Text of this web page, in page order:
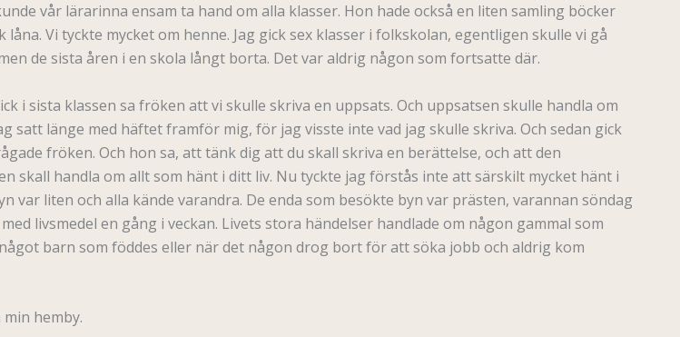
vår lärarinna ensam ta hand om alla klasser. Hon hade också en liten samling böcker
låna. Vi tyckte mycket om henne. Jag gick sex klasser i folkskolan, egentligen skulle vi gå
de sista åren i en skola långt borta. Det var aldrig någon som fortsatte där.
i sista klassen sa fröken att vi skulle skriva en uppsats. Och uppsatsen skulle handla om
satt länge med häftet framför mig, för jag visste inte vad jag skulle skriva. Och sedan gick
fröken. Och hon sa, att tänk dig att du skall skriva en berättelse, och att den
skall handla om allt som hänt i ditt liv. Nu tyckte jag förstås inte att särskilt mycket hänt i
var liten och alla kände varandra. De enda som besökte byn var prästen, varannan söndag
livsmedel en gång i veckan. Livets stora händelser handlade om någon gammal som
barn som föddes eller när det någon drog bort för att söka jobb och aldrig kom
hemby.